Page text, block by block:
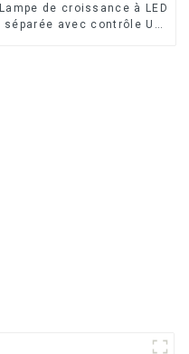
Lampe de croissance à LED
séparée avec contrôle UV